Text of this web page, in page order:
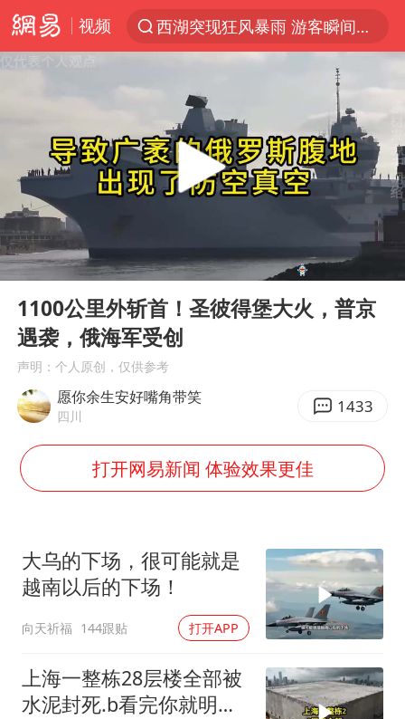
视频
西湖突现狂风暴雨 游客瞬间被浇透
解锁各地夏日限定体验
男童模仿奥特曼从高处跳下致骨折
黄金创今年来最大单周涨幅
名创优品一次性内裤 颜面尽失
视频丨中国东方电气集团原党组副书记、董事宋致远被查
金饰克价一夜涨回1300元
梁家辉：到内地拍戏不是北上是回归
白海豚将正面袭击贯穿浙江
酒店回应车内过夜被收150元
牛津大学一纸声明甩不了锅
网传《披荆斩棘2026》名单
女主硬加吻戏短剧已下架
香港宏福苑火灾或由烟头引起
浙江台州《告全体市民书》
《给阿嬷的情书》售后来了
Play
00:00 05:04
1100公里外斩首！圣彼得堡大火，普京
遇袭，俄海军受创
声明：个人原创，仅供参考
愿你余生安好嘴角带笑
四川 1433
打开网易新闻 体验效果更佳
大乌的下场，很可能就是
越南以后的下场！
向天祈福 144跟贴 打开APP
上海一整栋28层楼全部被
水泥封死.b看完你就明白